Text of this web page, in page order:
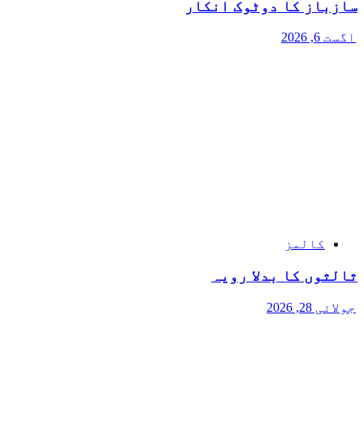
سازباز کا دوٹوک انکار
اگست 6, 2026
کالمز
ثالثوں کا بدلا رویہ
جولائی 28, 2026